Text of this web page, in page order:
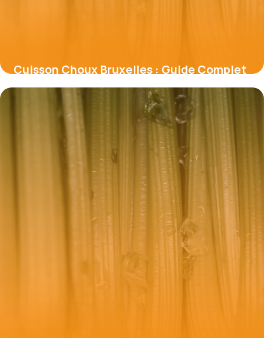
Cuisson Choux Bruxelles : Guide Complet
2026
17 mai 2026